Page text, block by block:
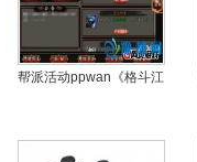
帮派活动ppwan《格斗江